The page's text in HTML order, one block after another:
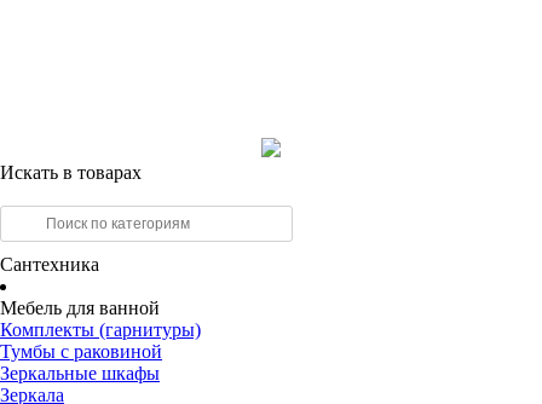
Искать в товарах
Сантехника
Мебель для ванной
Комплекты (гарнитуры)
Тумбы с раковиной
Зеркальные шкафы
Зеркала